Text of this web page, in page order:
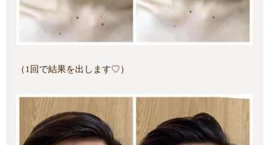
（1回で結果を出します♡）